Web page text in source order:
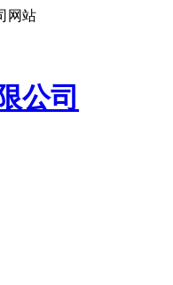
网站